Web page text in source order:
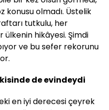
konusu olmadı. Üstelik
tutkulu, her
ülkenin hikâyesi. Şimdi
ve bu sefer rekorunu
de evindeydi
en iyi derecesi çeyrek